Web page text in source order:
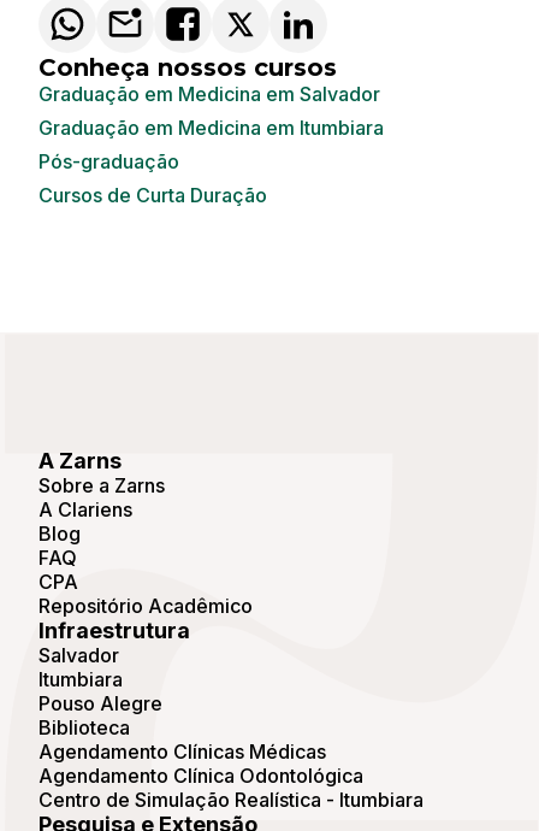
Conheça nossos cursos
Graduação em Medicina em Salvador
Graduação em Medicina em Itumbiara
Pós-graduação
Cursos de Curta Duração
A Zarns
Sobre a Zarns
A Clariens
Blog
FAQ
CPA
Repositório Acadêmico
Infraestrutura
Salvador
Itumbiara
Pouso Alegre
Biblioteca
Agendamento Clínicas Médicas
Agendamento Clínica Odontológica
Centro de Simulação Realística - Itumbiara
Pesquisa e Extensão